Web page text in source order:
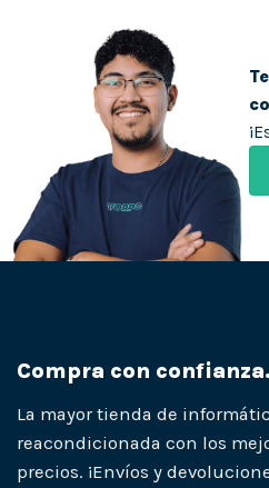
Compra con confianza.
La mayor tienda de
reacondicionada con los
precios. ¡Envíos y